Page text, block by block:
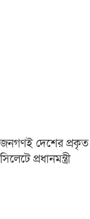
জনগণই দেশের প্রকৃত
সিলেটে প্রধানমন্ত্রী